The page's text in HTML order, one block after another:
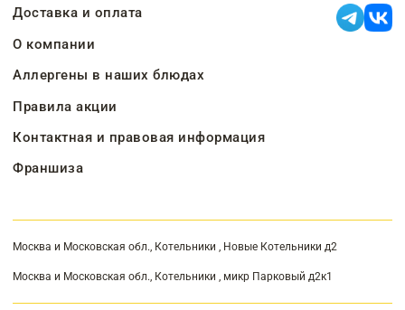
Доставка и оплата
О компании
Аллергены в наших блюдах
Правила акции
Контактная и правовая информация
Франшиза
Москва и Московская обл., Котельники , Новые Котельники д2
Москва и Московская обл., Котельники , микр Парковый д2к1